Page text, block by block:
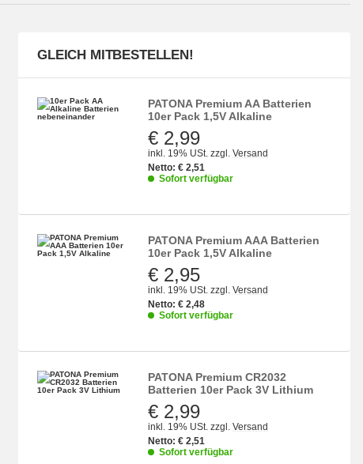
GLEICH MITBESTELLEN!
PATONA Premium AA Batterien
10er Pack 1,5V Alkaline
€ 2,99
inkl. 19% USt. zzgl.Versand
Netto: €2,51
Sofort verfügbar
PATONA Premium AAA Batterien
10er Pack 1,5V Alkaline
€ 2,95
inkl. 19% USt. zzgl.Versand
Netto: €2,48
Sofort verfügbar
PATONA Premium CR2032
Batterien 10er Pack 3V Lithium
€ 2,99
inkl. 19% USt. zzgl.Versand
Netto: €2,51
Sofort verfügbar